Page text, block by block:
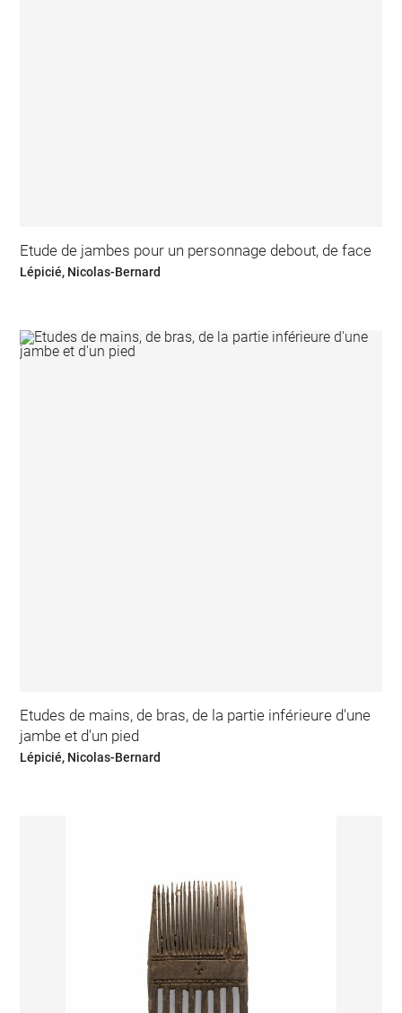
Etude de jambes pour un personnage debout, de face
Lépicié, Nicolas-Bernard
Etudes de mains, de bras, de la partie inférieure d'une
jambe et d'un pied
Lépicié, Nicolas-Bernard